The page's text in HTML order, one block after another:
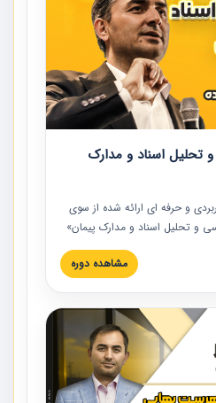
تحلیل اسناد و مدارک
و حرفه‏ ای ارائه شده از سوی
و تحلیل اسناد و مدارک پیمان»
ارائه شد. در این آموزش
پیمان، اولویت بندی اسناد
در این خصوص ارائه شده است.
مشاهده دوره